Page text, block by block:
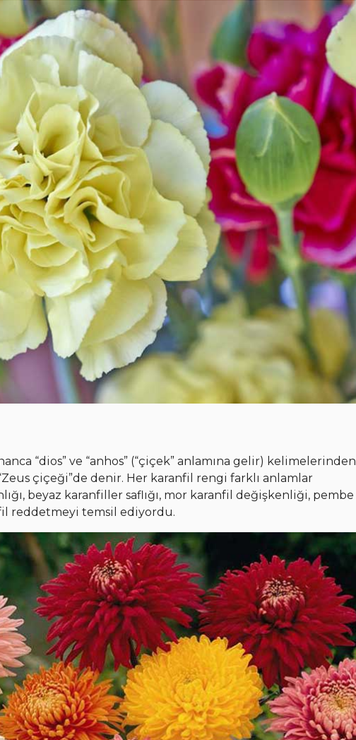
“dios” ve “anhos” (“çiçek” anlamına gelir) kelimelerinden
çiçeği”de denir. Her karanfil rengi farklı anlamlar
beyaz karanfiller saflığı, mor karanfil değişkenliği, pembe
reddetmeyi temsil ediyordu.